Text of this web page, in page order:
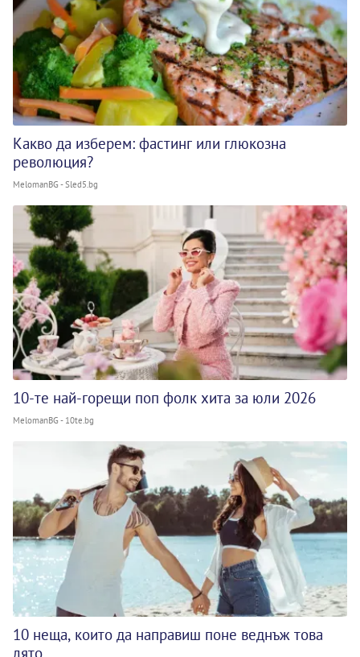
Какво да изберем: фастинг или глюкозна
революция?
MelomanBG - Sled5.bg
10-те най-горещи поп фолк хита за юли 2026
MelomanBG - 10te.bg
10 неща, които да направиш поне веднъж това
лято